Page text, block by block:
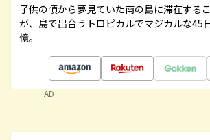
子供の頃から夢見ていた南の島に滞在する
が、島で出合うトロピカルでマジカルな45
憶。
AD